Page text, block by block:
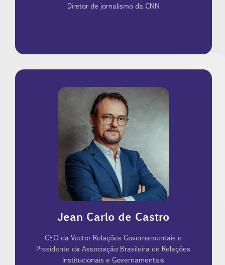
Diretor de jornalismo da CNN
Jean Carlo de Castro
CEO da Vector Relações Governamentais e
Presidente da Associação Brasileira de Relações
Institucionais e Governamentais
Fundador e CEO da Vector. Castro é um
experiente profissional da área de relações
governamentais. Atuou por 10 anos em cargos
estratégicos no Congresso Nacional e fundou a
sua primeira consultoria em 2003. É o atual
Presidente da Associação Brasileira de Relações
Institucionais e Governamentais (Abrig). Foi
vencedor, por três vezes, do prêmio de
“Profissional de RIG Mais Influente do País”. Possui
um profundo conhecimento de construção e
manutenção de redes de relacionamento.